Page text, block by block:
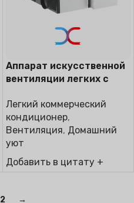
Аппарат искусственной
вентиляции легких с
Легкий коммерческий
кондиционер,
Вентиляция, Домашний
уют
Добавить в цитату +
2 →